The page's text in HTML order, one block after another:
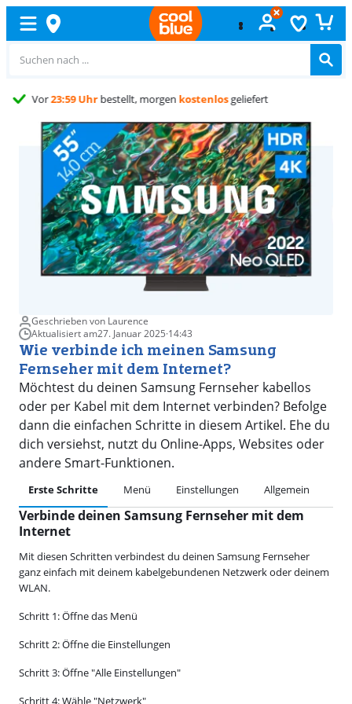
Kostenlosumtauschen
Geschrieben von Laurence
Aktualisiert am27. Januar 2025·14:43
Wie verbinde ich meinen Samsung
Fernseher mit dem Internet?
Möchtest du deinen Samsung Fernseher kabellos
oder per Kabel mit dem Internet verbinden? Befolge
dann die einfachen Schritte in diesem Artikel. Ehe du
dich versiehst, nutzt du Online-Apps, Websites oder
andere Smart-Funktionen.
Erste Schritte Menü Einstellungen Allgemein
Verbinde deinen Samsung Fernseher mit dem
Internet
Mit diesen Schritten verbindest du deinen Samsung Fernseher
ganz einfach mit deinem kabelgebundenen Netzwerk oder deinem
WLAN.
Schritt 1: Öffne das Menü
Schritt 2: Öffne die Einstellungen
Schritt 3: Öffne "Alle Einstellungen"
Schritt 4: Wähle "Netzwerk"